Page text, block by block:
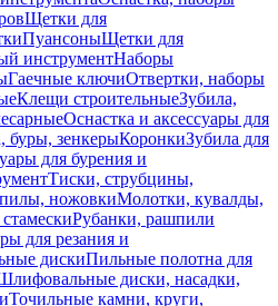
Щетки для
ПуансоныЩетки для
инструментНаборы
Гаечные ключиОтвертки, наборы
Клещи строительныеЗубила,
Оснастка и аксессуары для
буры, зенкерыКоронкиЗубила для
для бурения и
Тиски, струбцины,
ножовкиМолотки, кувалды,
Рубанки, рашпили
для резания и
дискиПильные полотна для
диски, насадки,
Точильные камни, круги,